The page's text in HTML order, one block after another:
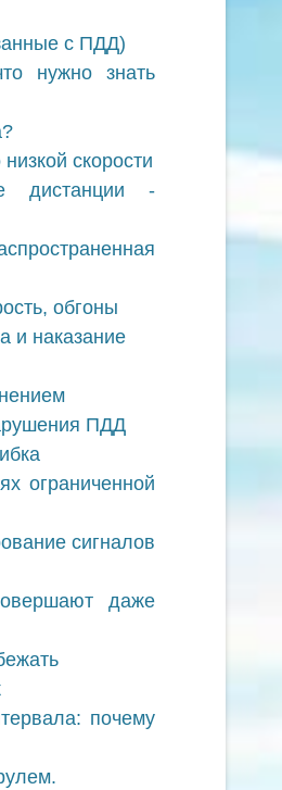
с ПДД)
нужно знать
скорости
дистанции -
обгоны
и наказание
ПДД
ограниченной
сигналов
даже
почему